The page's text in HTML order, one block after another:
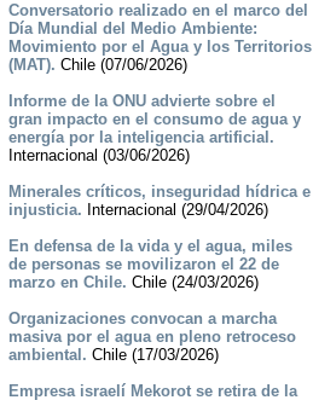
Conversatorio realizado en el marco del
Día Mundial del Medio Ambiente:
Movimiento por el Agua y los Territorios
(MAT). Chile (07/06/2026)
Informe de la ONU advierte sobre el
gran impacto en el consumo de agua y
energía por la inteligencia artificial.
Internacional (03/06/2026)
Minerales críticos, inseguridad hídrica e
injusticia. Internacional (29/04/2026)
En defensa de la vida y el agua, miles
de personas se movilizaron el 22 de
marzo en Chile. Chile (24/03/2026)
Organizaciones convocan a marcha
masiva por el agua en pleno retroceso
ambiental. Chile (17/03/2026)
Empresa israelí Mekorot se retira de la